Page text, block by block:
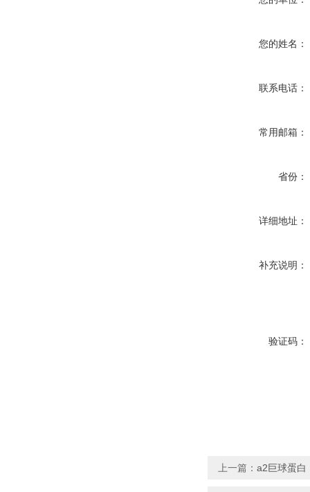
您的姓名：
联系电话：
常用邮箱：
省份：
详细地址：
补充说明：
验证码：
上一篇： a2巨球蛋白